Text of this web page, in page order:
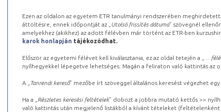
Ezen az oldalon az egyetem ETR tanulmányi rendszerében
áttöltésre, ennek időpontját az „ Utolsó frissítés dátuma” szövegnél
amelyekhez (akikhez) az adott félévben már történt az ETR-ben
karok honlapján tájékozódhat.
Először az egyetemi félévet kell kiválasztania, ez az oldal tetején a „
…
nyílhegyekkel lépegetve lehetséges. Magán a feliraton való kattintás az
A „ Tanrendi kereső” mezőbe írt szöveggel általános keresést végezhet
Ha a „ Részletes keresési feltételek” dobozt a jobbra mutató kettős >>
való kattintás után megjelenő listákból a kívánt tételeket (feltételenként